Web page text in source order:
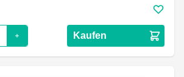
Kaufen